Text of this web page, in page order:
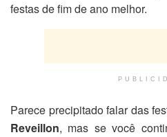
festas de fim de ano melhor.
Parece precipitado falar das
Reveillon, mas se você